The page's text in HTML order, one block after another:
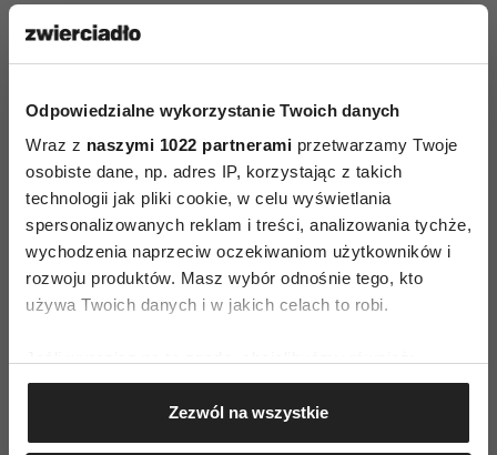
Odpowiedzialne wykorzystanie Twoich danych
Wraz z naszymi 1022 partnerami przetwarzamy Twoje
osobiste dane, np. adres IP, korzystając z takich
technologii jak pliki cookie, w celu wyświetlania
spersonalizowanych reklam i treści, analizowania tychże,
wychodzenia naprzeciw oczekiwaniom użytkowników i
rozwoju produktów. Masz wybór odnośnie tego, kto
używa Twoich danych i w jakich celach to robi.
Gromadzić dane dotyczące Twojej lokalizacji
geograficznej z dokładnością nawet do kilku metrów
Identyfikować Twoje urządzenie, aktywnie
Zezwól na wszystkie
Zaplanuj na święta
ŚWIĘTA